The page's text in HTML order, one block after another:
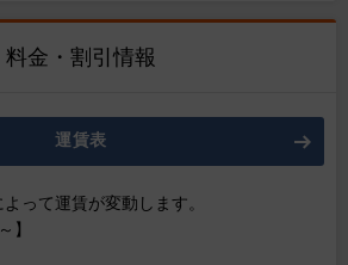
料金・割引情報
運賃表
って運賃が変動します。
】